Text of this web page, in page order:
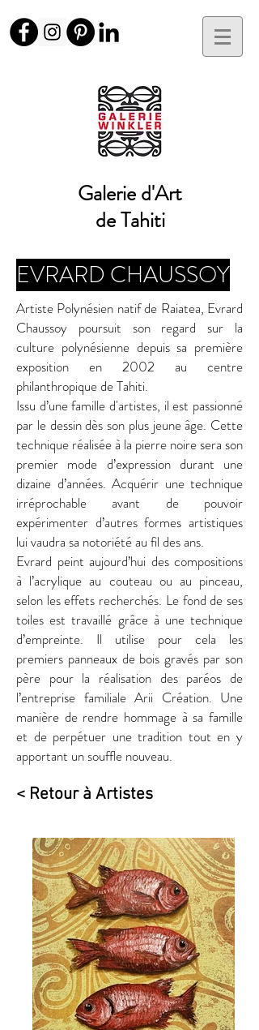
Galerie d'Art
de Tahiti
EVRARD CHAUSSOY
Artiste Polynésien natif de Raiatea, Evrard
Chaussoy poursuit son regard sur la
culture polynésienne depuis sa première
exposition en 2002 au centre
philanthropique de Tahiti.
Issu d’une famille d'artistes, il est passionné
par le dessin dès son plus jeune âge. Cette
technique réalisée à la pierre noire sera son
premier mode d’expression durant une
dizaine d’années. Acquérir une technique
irréprochable avant de pouvoir
expérimenter d’autres formes artistiques
lui vaudra sa notoriété au fil des ans.
Evrard peint aujourd’hui des compositions
à l’acrylique au couteau ou au pinceau,
selon les effets recherchés. Le fond de ses
toiles est travaillé grâce à une technique
d’empreinte. Il utilise pour cela les
premiers panneaux de bois gravés par son
père pour la réalisation des paréos de
l’entreprise familiale Arii Création. Une
manière de rendre hommage à sa famille
et de perpétuer une tradition tout en y
apportant un souffle nouveau.
< Retour à Artistes